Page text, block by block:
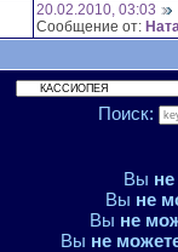
20.02.2010, 03:03
Сообщение от:
Поиск:
Вы
Вы не
Вы не
Вы не